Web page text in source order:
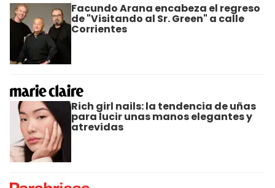
Facundo Arana encabeza el regreso
de "Visitando al Sr. Green" a calle
Corrientes
Rich girl nails: la tendencia de uñas
para lucir unas manos elegantes y
atrevidas